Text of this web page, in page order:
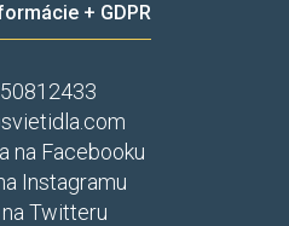
+ GDPR
na Facebooku
Instagramu
Twitteru